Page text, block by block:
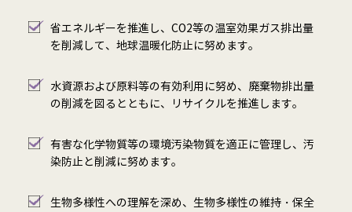
省エネルギーを推進し、CO2等の温室効果ガス排出量
を削減して、地球温暖化防止に努めます。
水資源および原料等の有効利用に努め、廃棄物排出量
の削減を図るとともに、リサイクルを推進します。
有害な化学物質等の環境汚染物質を適正に管理し、汚
染防止と削減に努めます。
生物多様性への理解を深め、生物多様性の維持・保全